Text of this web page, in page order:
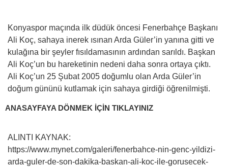
Konyaspor maçında ilk düdük öncesi Fenerbahçe Başkanı
Ali Koç, sahaya inerek ısınan Arda Güler’in yanına gitti ve
kulağına bir şeyler fısıldamasının ardından sarıldı. Başkan
Ali Koç’un bu hareketinin nedeni daha sonra ortaya çıktı.
Ali Koç’un 25 Şubat 2005 doğumlu olan Arda Güler’in
doğum gününü kutlamak için sahaya girdiği öğrenilmişti.
ANASAYFAYA DÖNMEK İÇİN TIKLAYINIZ
ALINTI KAYNAK:
https://www.mynet.com/galeri/fenerbahce-nin-genc-yildizi-
arda-guler-de-son-dakika-baskan-ali-koc-ile-gorusecek-